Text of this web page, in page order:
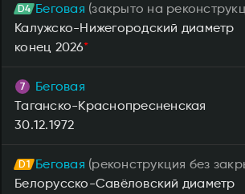
Беговая (закрыто на
Калужско-Нижегородский диаметр
конец 2026*
Беговая
Таганско-Краснопресненская
30.12.1972
Беговая (реконструкция без
Белорусско-Савёловский диаметр